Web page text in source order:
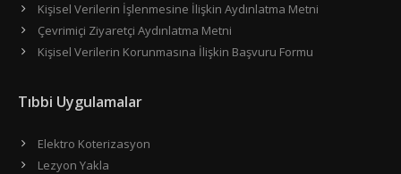
Kişisel Verilerin İşlenmesine İlişkin Aydınlatma Metni
Çevrimiçi Ziyaretçi Aydınlatma Metni
Kişisel Verilerin Korunmasına İlişkin Başvuru Formu
Tıbbi Uygulamalar
Elektro Koterizasyon
Lezyon Yakla